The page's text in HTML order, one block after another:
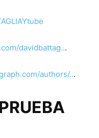
davidbattag...
authors/...